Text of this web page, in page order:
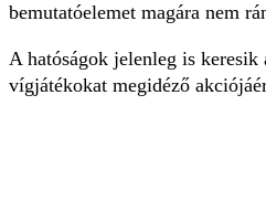
bemutatóelemet magára nem
A hatóságok jelenleg is
vígjátékokat megidéző